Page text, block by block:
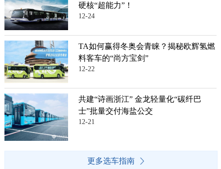
硬核“超能力”！
12-24
TA如何赢得冬奥会青睐？揭秘欧辉氢燃
料客车的“尚方宝剑”
12-22
共建“诗画浙江” 金龙轻量化“碳纤巴
士”批量交付海盐公交
12-21
更多选车指南